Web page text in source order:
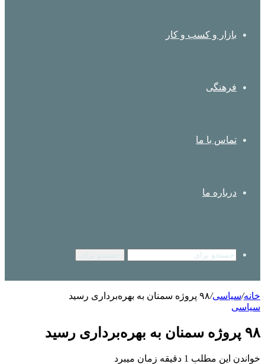
بازار و کسب و کار
فرهنگی
تماس با ما
درباره ما
خانه/سیاسی/۹۸ پروژه سمنان به بهره‌برداری رسید
سیاسی
۹۸ پروژه سمنان به بهره‌برداری رسید
خواندن این مطلب 1 دقیقه زمان میبرد